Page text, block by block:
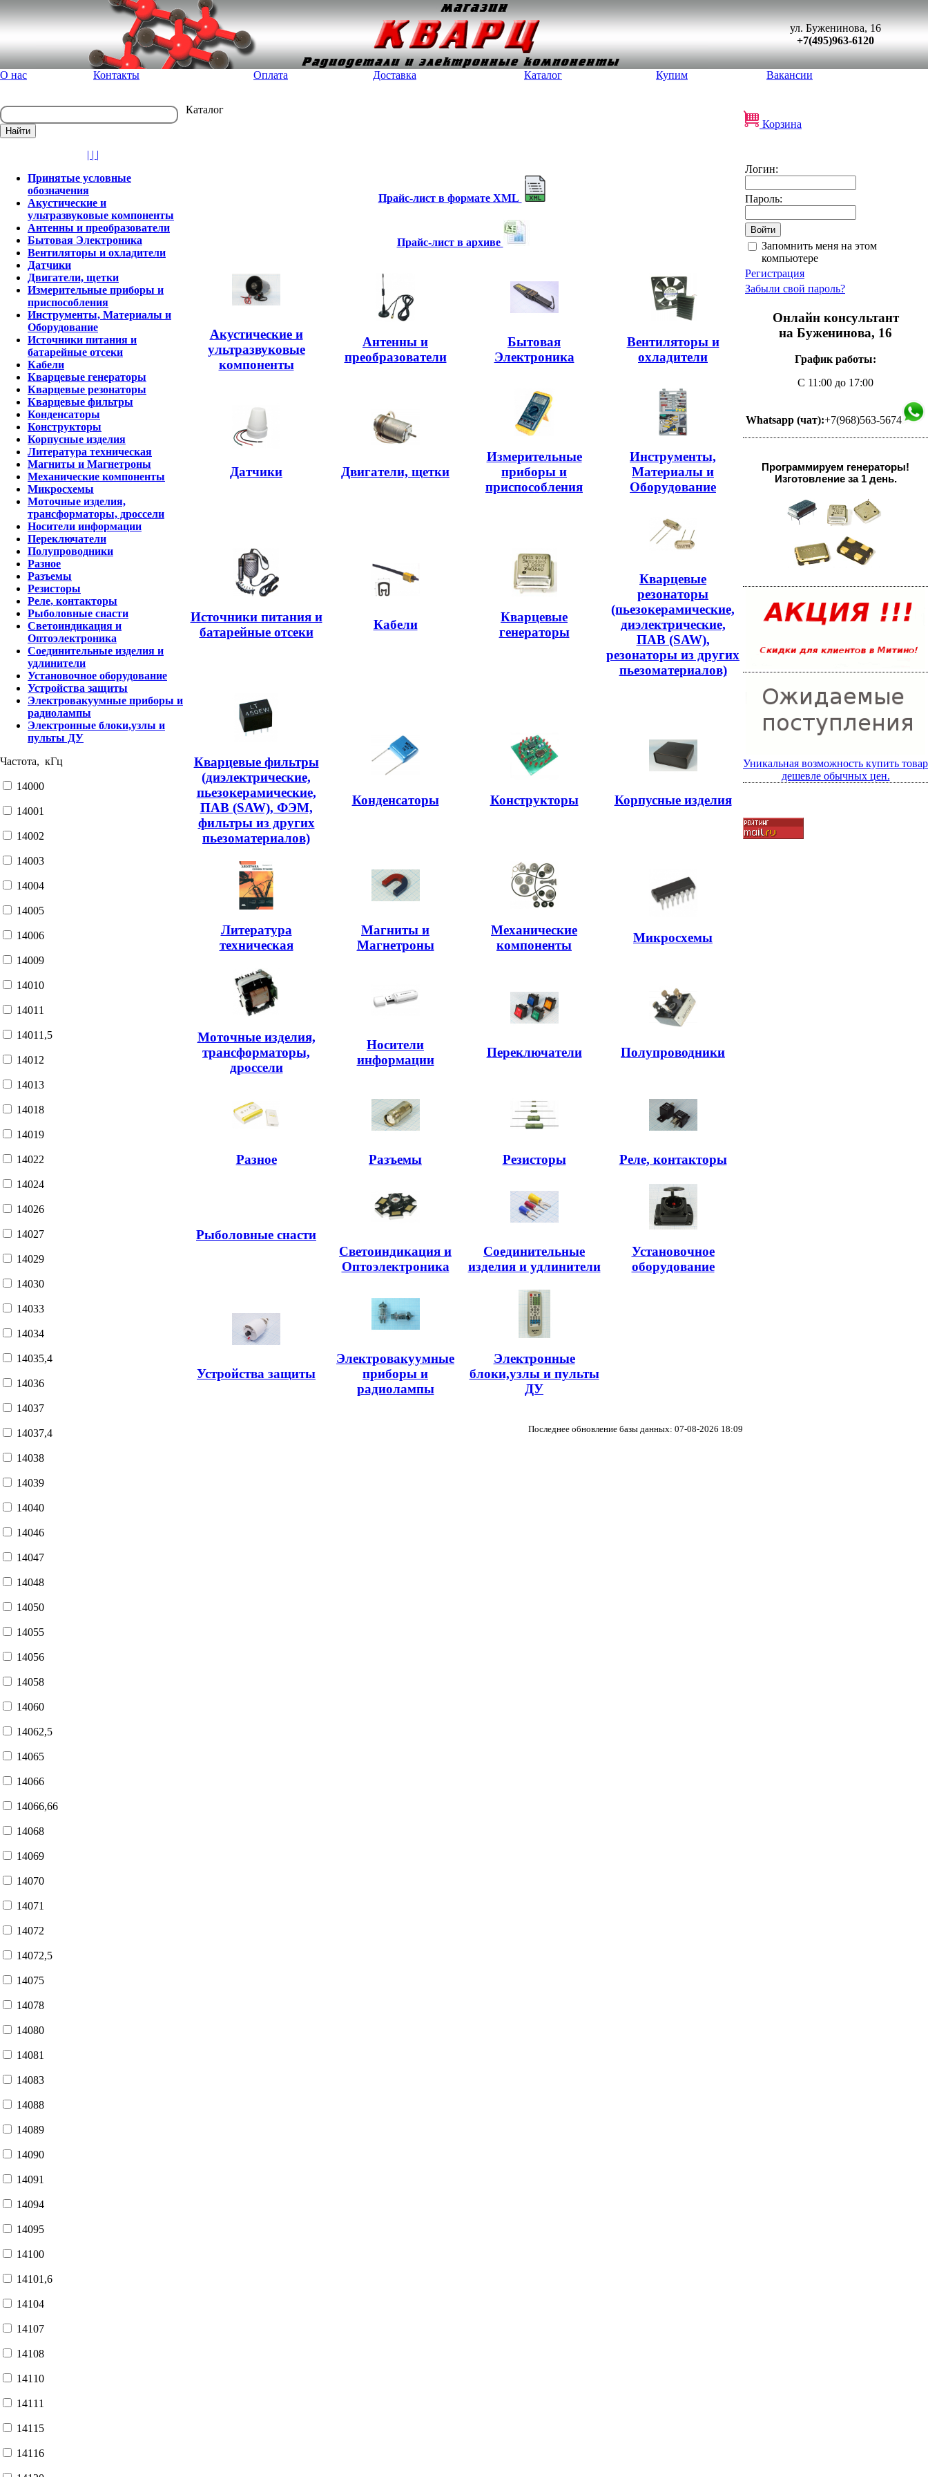
ул. Буженинова, 16
+7(495)963-6120
О нас Контакты Оплата Доставка Каталог Купим Вакансии
Каталог
Корзина
| | |
Принятые условные
обозначения
Акустические и
ультразвуковые компоненты
Антенны и преобразователи
Бытовая Электроника
Вентиляторы и охладители
Датчики
Двигатели, щетки
Измерительные приборы и
приспособления
Инструменты, Материалы и
Оборудование
Источники питания и
батарейные отсеки
Кабели
Кварцевые генераторы
Кварцевые резонаторы
Кварцевые фильтры
Конденсаторы
Конструкторы
Корпусные изделия
Литература техническая
Магниты и Магнетроны
Механические компоненты
Микросхемы
Моточные изделия,
трансформаторы, дроссели
Носители информации
Переключатели
Полупроводники
Разное
Разъемы
Резисторы
Реле, контакторы
Рыболовные снасти
Светоиндикация и
Оптоэлектроника
Соединительные изделия и
удлинители
Установочное оборудование
Устройства защиты
Электровакуумные приборы и
радиолампы
Электронные блоки,узлы и
пульты ДУ
Частота, кГц
14000
14001
14002
14003
14004
14005
14006
14009
14010
14011
14011,5
14012
14013
14018
14019
14022
14024
14026
14027
14029
14030
14033
14034
14035,4
14036
14037
14037,4
14038
14039
14040
14046
14047
14048
14050
14055
14056
14058
14060
14062,5
14065
14066
14066,66
14068
14069
14070
14071
14072
14072,5
14075
14078
14080
14081
14083
14088
14089
14090
14091
14094
14095
14100
14101,6
14104
14107
14108
14110
14111
14115
14116
Прайс-лист в формате XML
Прайс-лист в архиве
Акустические и
ультразвуковые
компоненты
Антенны и
преобразователи
Бытовая
Электроника
Вентиляторы и
охладители
Датчики Двигатели, щетки
Измерительные
приборы и
приспособления
Инструменты,
Материалы и
Оборудование
Источники питания и
батарейные отсеки
Кабели
Кварцевые
генераторы
Кварцевые
резонаторы
(пьезокерамические,
диэлектрические,
ПАВ (SAW),
резонаторы из других
пьезоматериалов)
Кварцевые фильтры
(диэлектрические,
пьезокерамические,
ПАВ (SAW), ФЭМ,
фильтры из других
пьезоматериалов)
Конденсаторы Конструкторы Корпусные изделия
Литература
техническая
Магниты и
Магнетроны
Механические
компоненты
Микросхемы
Моточные изделия,
трансформаторы,
дроссели
Носители
информации
Переключатели Полупроводники
Разное Разъемы Резисторы Реле, контакторы
Рыболовные снасти
Светоиндикация и
Оптоэлектроника
Соединительные
изделия и удлинители
Установочное
оборудование
Устройства защиты
Электровакуумные
приборы и
радиолампы
Электронные
блоки,узлы и пульты
ДУ
Последнее обновление базы данных: 07-08-2026 18:09
Логин:
Пароль:
Запомнить меня на этом
компьютере
Регистрация
Забыли свой пароль?
Онлайн консультант
на Буженинова, 16
График работы:
С 11:00 до 17:00
Whatsapp (чат):+7(968)563-5674
Программируем генераторы!
Изготовление за 1 день.
Уникальная возможность купить товар
дешевле обычных цен.